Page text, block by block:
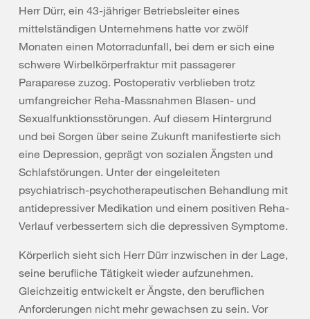
Herr Dürr, ein 43-jähriger Betriebsleiter eines
mittelständigen Unternehmens hatte vor zwölf
Monaten einen Motorradunfall, bei dem er sich eine
schwere Wirbelkörperfraktur mit passagerer
Paraparese zuzog. Postoperativ verblieben trotz
umfangreicher Reha-Massnahmen Blasen- und
Sexualfunktionsstörungen. Auf diesem Hintergrund
und bei Sorgen über seine Zukunft manifestierte sich
eine Depression, geprägt von sozialen Ängsten und
Schlafstörungen. Unter der eingeleiteten
psychiatrisch-psychotherapeutischen Behandlung mit
antidepressiver Medikation und einem positiven Reha-
Verlauf verbessertern sich die depressiven Symptome.
Körperlich sieht sich Herr Dürr inzwischen in der Lage,
seine berufliche Tätigkeit wieder aufzunehmen.
Gleichzeitig entwickelt er Ängste, den beruflichen
Anforderungen nicht mehr gewachsen zu sein. Vor